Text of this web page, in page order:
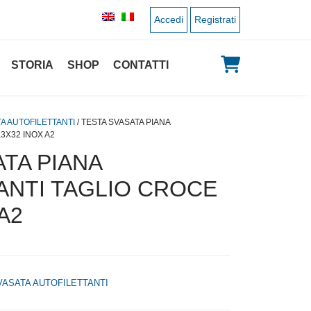
Accedi Registrati
STORIA SHOP CONTATTI
AUTOFILETTANTI / TESTA SVASATA PIANA
INOX A2
PIANA
TAGLIO CROCE
AUTOFILETTANTI